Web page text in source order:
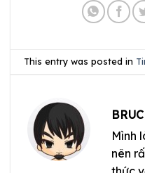
This entry was posted in
Mình
nên